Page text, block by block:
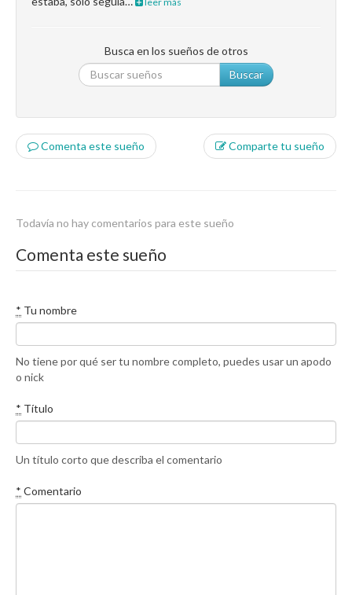
Busca en los sueños de otros
Buscar
Comenta este sueño Comparte tu sueño
Todavía no hay comentarios para este sueño
Comenta este sueño
* Tu nombre
No tiene por qué ser tu nombre completo, puedes usar un apodo
o nick
* Título
Un título corto que describa el comentario
* Comentario